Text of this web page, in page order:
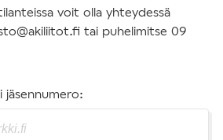
voit olla yhteydessä
tai puhelimitse 09
jäsennumero: